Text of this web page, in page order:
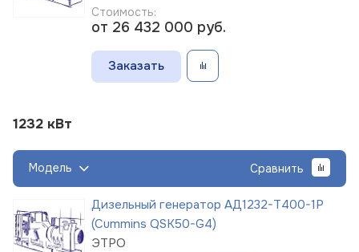
Стоимость:
от 26 432 000 руб.
Заказать
1232 кВт
Модель Сравнить
Дизельный генератор АД1232-Т400-1Р
(Cummins QSK50-G4)
ЭТРО